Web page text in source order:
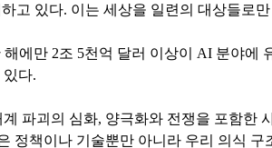
있다. 이는 세상을 일련의 대상들로
에만 2조 5천억 달러 이상이 AI 분야에
다.
파괴의 심화, 양극화와 전쟁을 포함한
정책이나 기술뿐만 아니라 우리 의식